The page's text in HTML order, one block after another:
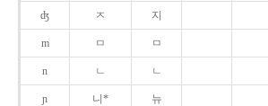
ʤ ㅈ 지
m ㅁ ㅁ
n ㄴ ㄴ
ɲ 니* 뉴